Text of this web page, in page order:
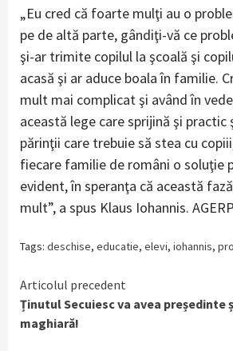
„Eu cred că foarte mulţi au o
pe de altă parte, gândiţi-vă ce
şi-ar trimite copilul la şcoală şi
acasă şi ar aduce boala în familie.
mult mai complicat şi având în
această lege care sprijină şi practic
părinţii care trebuie să stea cu
fiecare familie de români o soluţie
evident, în speranţa că această
mult”, a spus Klaus Iohannis.
Tags: deschise, educatie, elevi, iohannis,
Continue
Reading
Articolul precedent
Ținutul Secuiesc va avea președinte
maghiară!